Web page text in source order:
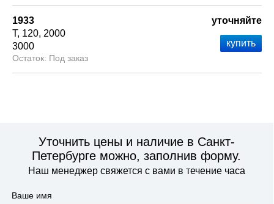
1933
Т 120 2000
3000
Под заказ
уточняйте
Уточнить цены и наличие в Санкт-
Петербурге можно, заполнив форму.
Наш менеджер свяжется с вами в течение часа
Ваше имя